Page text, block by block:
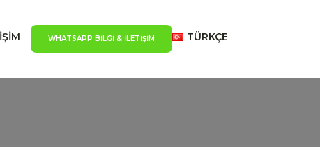
WHATSAPP BILGI & İLETIŞIM TÜRKÇE